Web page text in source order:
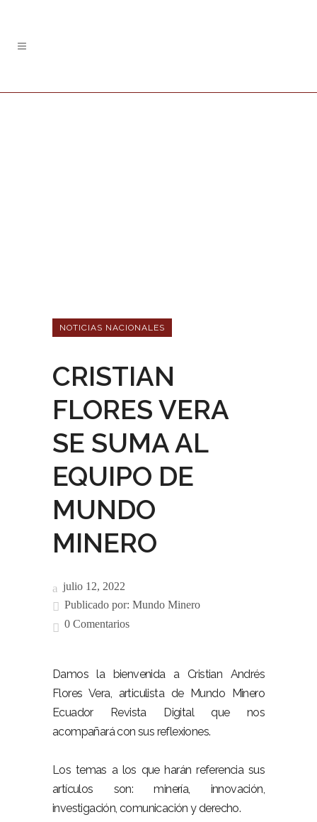
NOTICIAS NACIONALES
CRISTIAN
FLORES VERA
SE SUMA AL
EQUIPO DE
MUNDO
MINERO
julio 12, 2022
Publicado por: Mundo Minero
0 Comentarios
Damos la bienvenida a Cristian Andrés
Flores Vera, articulista de Mundo Minero
Ecuador Revista Digital que nos
acompañará con sus reflexiones.
Los temas a los que harán referencia sus
artículos son: minería, innovación,
investigación, comunicación y derecho.